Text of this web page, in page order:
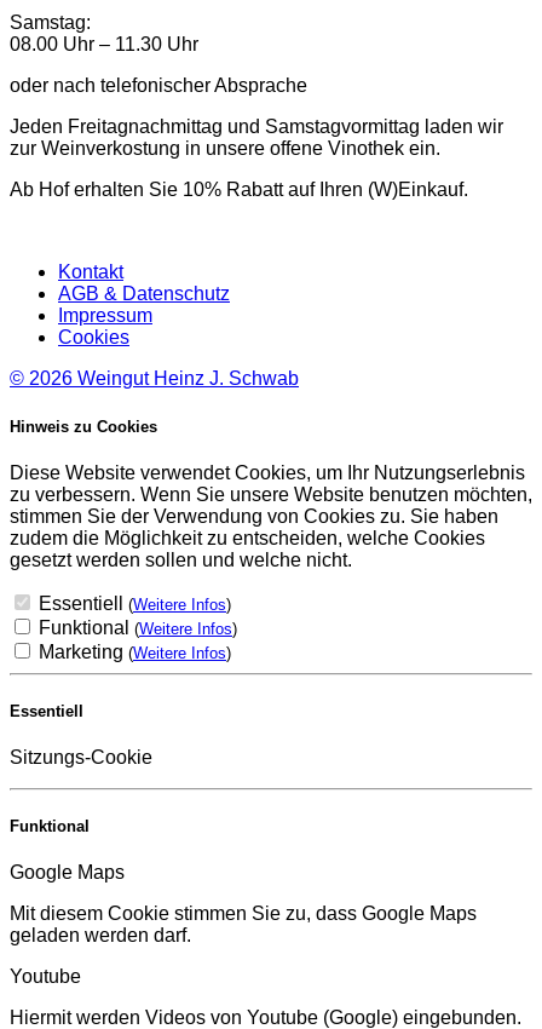
Samstag:
08.00 Uhr – 11.30 Uhr
oder nach telefonischer Absprache
Jeden Freitagnachmittag und Samstagvormittag laden wir
zur Weinverkostung in unsere offene Vinothek ein.
Ab Hof erhalten Sie 10% Rabatt auf Ihren (W)Einkauf.
Kontakt
AGB & Datenschutz
Impressum
Cookies
© 2026 Weingut Heinz J. Schwab
Hinweis zu Cookies
Diese Website verwendet Cookies, um Ihr Nutzungserlebnis
zu verbessern. Wenn Sie unsere Website benutzen möchten,
stimmen Sie der Verwendung von Cookies zu. Sie haben
zudem die Möglichkeit zu entscheiden, welche Cookies
gesetzt werden sollen und welche nicht.
Essentiell (Weitere Infos)
Funktional (Weitere Infos)
Marketing (Weitere Infos)
Essentiell
Sitzungs-Cookie
Funktional
Google Maps
Mit diesem Cookie stimmen Sie zu, dass Google Maps
geladen werden darf.
Youtube
Hiermit werden Videos von Youtube (Google) eingebunden.